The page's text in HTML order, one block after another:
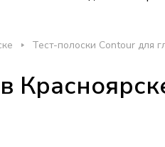
Тест-полоски Contour для